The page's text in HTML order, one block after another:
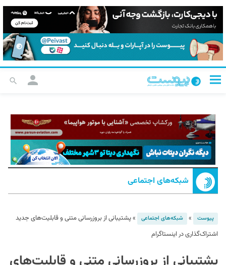
شبکه‌های اجتماعی
پیوست » شبکه‌های اجتماعی »پشتیبانی از بروزرسانی متنی و قابلیت‌های جدید
اشتراک‌گذاری در اینستاگرام